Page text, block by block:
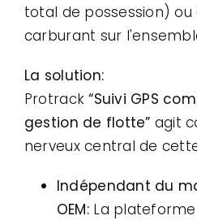
total de possession)
carburant sur
La solution:
Protrack“Suivi GPS
gestion de flotte” agit
nerveux central de
Indépendant du
OEM: La